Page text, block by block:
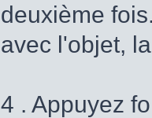
deuxième
avec l'objet,
4 . Appuyez